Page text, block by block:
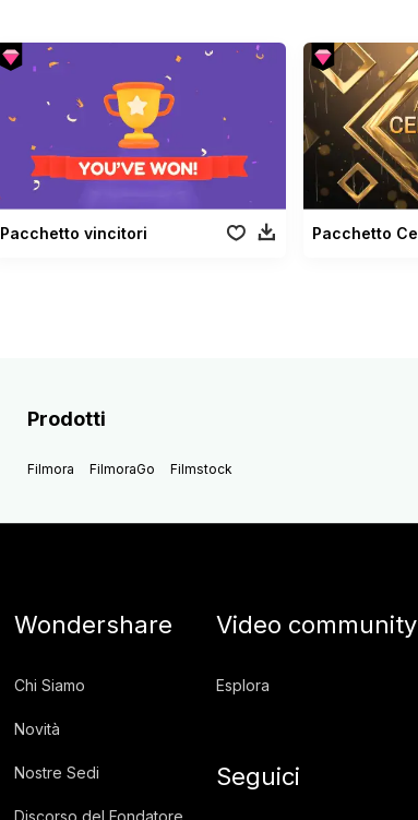
Pacchetto vincitori
Prodotti
Filmora FilmoraGo Filmstock
Wondershare
Chi Siamo
Novità
Nostre Sedi
Discorso del Fondatore
Video community
Esplora
Seguici